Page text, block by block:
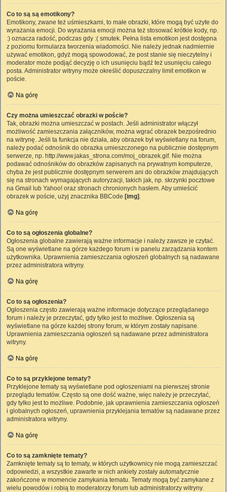
Co to są są emotikony?
Emotikony, zwane też uśmieszkami, to małe obrazki, które mogą być użyte do
wyrażania emocji. Do wyrażania emocji można też stosować krótkie kody, np.
:) oznacza radość, podczas gdy :( smutek. Pełna lista emotikon jest dostępna
z poziomu formularza tworzenia wiadomości. Nie należy jednak nadmiernie
używać emotikon, gdyż mogą spowodować, że post stanie się nieczytelny i
moderator może podjąć decyzję o ich usunięciu bądź też usunięciu całego
posta. Administrator witryny może określić dopuszczalny limit emotikon w
poście.
Na górę
Czy można umieszczać obrazki w poście?
Tak, obrazki można umieszczać w postach. Jeśli administrator włączył
możliwość zamieszczania załączników, można wgrać obrazek bezpośrednio
na witrynę. Jeśli ta funkcja nie działa, aby obrazek był wyświetlany na forum,
należy podać odnośnik do obrazka umieszczonego na publicznie dostępnym
serwerze, np. http://www.jakas_strona.com/moj_obrazek.gif. Nie można
podawać odnośników do obrazków zapisanych na prywatnym komputerze,
chyba że jest publicznie dostępnym serwerem ani do obrazków znajdujących
się na stronach wymagających autoryzacji, takich jak, np. skrzynki pocztowe
na Gmail lub Yahoo! oraz stronach chronionych hasłem. Aby umieścić
obrazek w poście, użyj znacznika BBCode [img] .
Na górę
Co to są ogłoszenia globalne?
Ogłoszenia globalne zawierają ważne informacje i należy zawsze je czytać.
Są one wyświetlane na górze każdego forum i w panelu zarządzania kontem
użytkownika. Uprawnienia zamieszczania ogłoszeń globalnych są nadawane
przez administratora witryny.
Na górę
Co to są ogłoszenia?
Ogłoszenia często zawierają ważne informacje dotyczące przeglądanego
forum i należy je przeczytać, gdy tylko jest to możliwe. Ogłoszenia są
wyświetlane na górze każdej strony forum, w którym zostały napisane.
Uprawnienia zamieszczania ogłoszeń są nadawane przez administratora
witryny.
Na górę
Co to są przyklejone tematy?
Przyklejone tematy są wyświetlane pod ogłoszeniami na pierwszej stronie
przeglądu tematów. Często są one dość ważne, więc należy je przeczytać,
gdy tylko jest to możliwe. Podobnie, jak uprawnienia zamieszczania ogłoszeń
i globalnych ogłoszeń, uprawnienia przyklejania tematów są nadawane przez
administratora witryny.
Na górę
Co to są zamknięte tematy?
Zamknięte tematy są to tematy, w których użytkownicy nie mogą zamieszczać
odpowiedzi, a wszystkie zawarte w nich ankiety zostały automatycznie
zakończone w momencie zamykania tematu. Tematy mogą być zamykane z
wielu powodów i robią to moderatorzy forum lub administratorzy witryny.